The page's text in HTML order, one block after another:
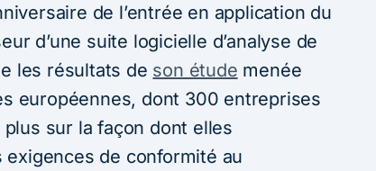
de l’entrée en application du
d’une suite logicielle d’analyse de
les résultats de son étude menée
européennes, dont 300 entreprises
sur la façon dont elles
de conformité au